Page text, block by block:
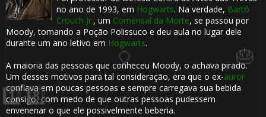
no ano de 1993, em Hogwarts. Na verdade, Bartô
Crouch Jr., um Comensal da Morte, se passou por
Moody, tomando a Poção Polissuco e deu aula no lugar dele
durante um ano letivo em Hogwarts.
A maioria das pessoas que conheceu Moody, o achava pirado.
Um desses motivos para tal consideração, era que o ex-auror
confiava em poucas pessoas e sempre carregava sua bebida
consigo, com medo de que outras pessoas pudessem
envenenar o que ele possivelmente beberia.
1️⃣ 8️⃣